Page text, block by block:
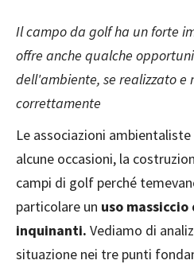
Il campo da golf ha un forte
offre anche qualche
dell'ambiente, se realizzato e
correttamente
Le associazioni
alcune occasioni, la
campi di golf perché
particolare un uso
inquinanti. Vediamo di
situazione nei tre punti